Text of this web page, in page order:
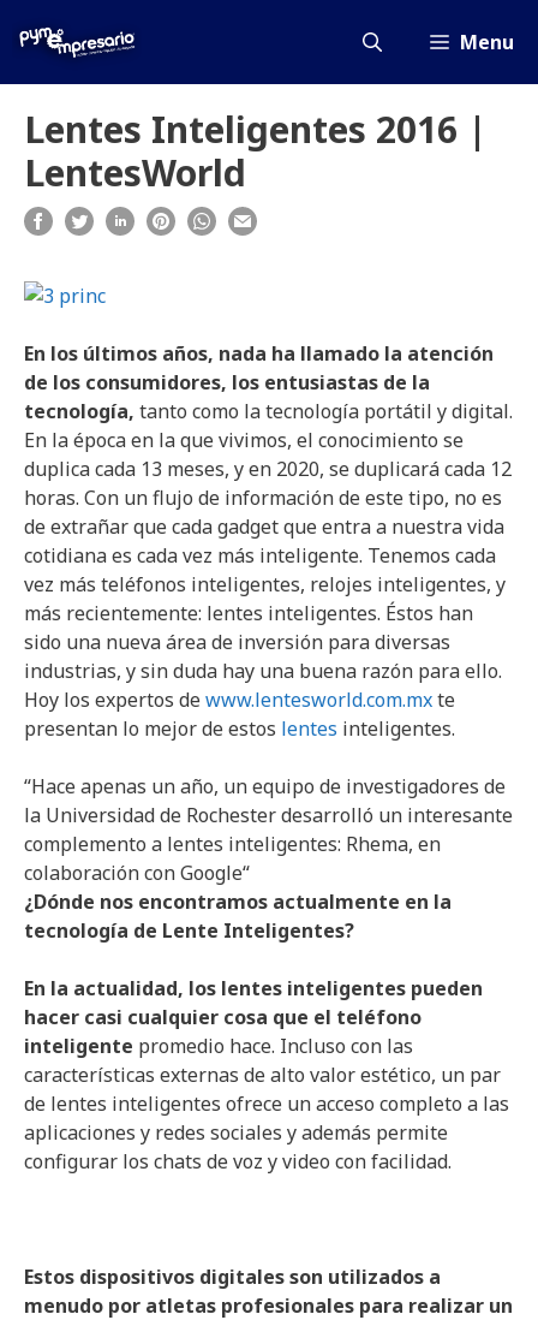
Menu
Lentes Inteligentes 2016 |
LentesWorld
En los últimos años, nada ha llamado la atención
de los consumidores, los entusiastas de la
tecnología, tanto como la tecnología portátil y digital.
En la época en la que vivimos, el conocimiento se
duplica cada 13 meses, y en 2020, se duplicará cada 12
horas. Con un flujo de información de este tipo, no es
de extrañar que cada gadget que entra a nuestra vida
cotidiana es cada vez más inteligente. Tenemos cada
vez más teléfonos inteligentes, relojes inteligentes, y
más recientemente: lentes inteligentes. Éstos han
sido una nueva área de inversión para diversas
industrias, y sin duda hay una buena razón para ello.
Hoy los expertos dewww.lentesworld.com.mxte
presentan lo mejor de estos lentes inteligentes.
“Hace apenas un año, un equipo de investigadores de
la Universidad de Rochester desarrolló un interesante
complemento a lentes inteligentes: Rhema, en
colaboración con Google“
¿Dónde nos encontramos actualmente en la
tecnología de Lente Inteligentes?
En la actualidad, los lentes inteligentes pueden
hacer casi cualquier cosa que el teléfono
inteligente promedio hace. Incluso con las
características externas de alto valor estético, un par
de lentes inteligentes ofrece un acceso completo a las
aplicaciones y redes sociales y además permite
configurar los chats de voz y video con facilidad.
Estos dispositivos digitales son utilizados a
menudo por atletas profesionales para realizar un